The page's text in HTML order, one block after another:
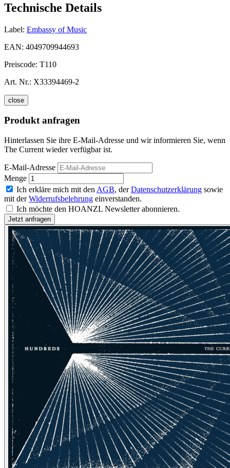
Technische Details
Label: Embassy of Music
EAN: 4049709944693
Preiscode: T110
Art. Nr.: X33394469-2
close
Produkt anfragen
Hinterlassen Sie ihre E-Mail-Adresse und wir informieren Sie, wenn
The Current wieder verfügbar ist.
E-Mail-Adresse
Menge
Ich erkläre mich mit den AGB, derDatenschutzerklärung sowie
mit derWiderrufsbelehrung einverstanden.
Ich möchte den HOANZL Newsletter abonnieren.